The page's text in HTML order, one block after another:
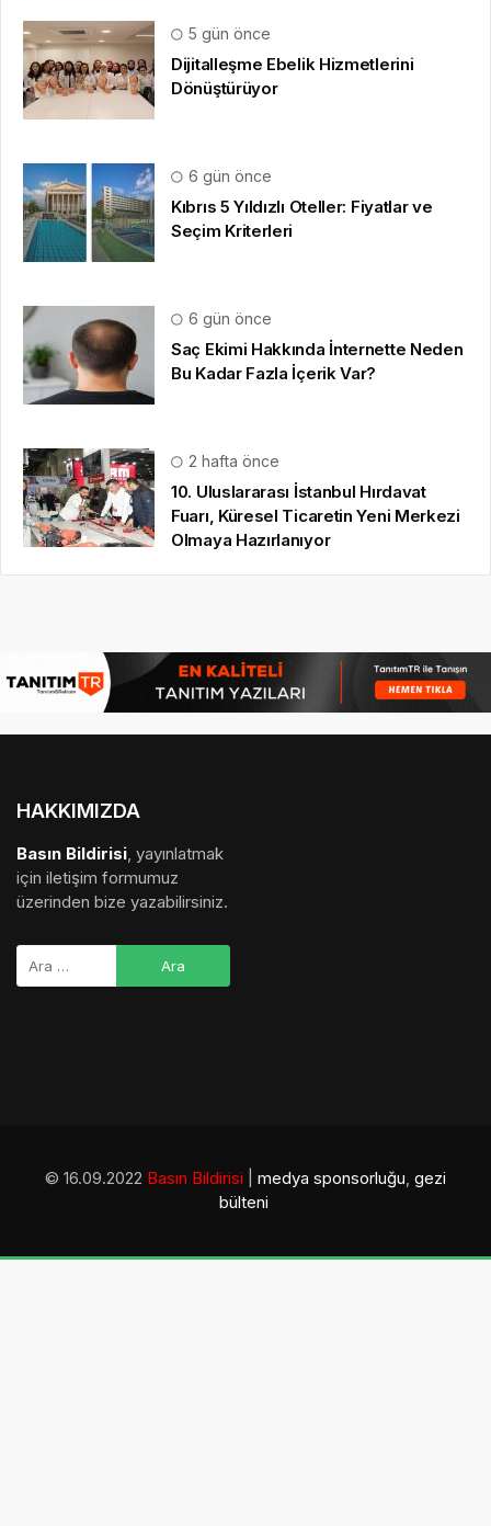
5 gün önce
Dijitalleşme Ebelik Hizmetlerini
Dönüştürüyor
6 gün önce
Kıbrıs 5 Yıldızlı Oteller: Fiyatlar ve
Seçim Kriterleri
6 gün önce
Saç Ekimi Hakkında İnternette Neden
Bu Kadar Fazla İçerik Var?
2 hafta önce
10. Uluslararası İstanbul Hırdavat
Fuarı, Küresel Ticaretin Yeni Merkezi
Olmaya Hazırlanıyor
HAKKIMIZDA
Basın Bildirisi, yayınlatmak
için iletişim formumuz
üzerinden bize yazabilirsiniz.
© 16.09.2022 Basın Bildirisi medya sponsorluğu, gezi
bülteni